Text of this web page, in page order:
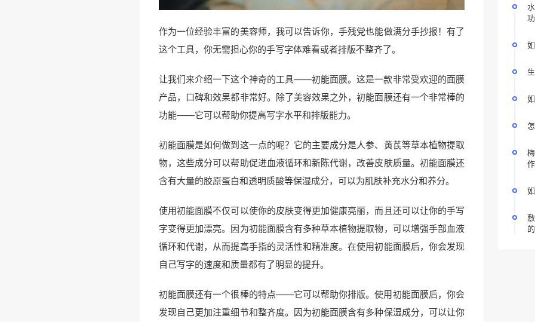
作为一位经验丰富的美容师，我可以告诉你，手残党也能做满分手抄报！有了
这个工具，你无需担心你的手写字体难看或者排版不整齐了。
让我们来介绍一下这个神奇的工具——初能面膜。这是一款非常受欢迎的面膜
产品，口碑和效果都非常好。除了美容效果之外，初能面膜还有一个非常棒的
功能——它可以帮助你提高写字水平和排版能力。
初能面膜是如何做到这一点的呢？它的主要成分是人参、黄芪等草本植物提取
物，这些成分可以帮助促进血液循环和新陈代谢，改善皮肤质量。初能面膜还
含有大量的胶原蛋白和透明质酸等保湿成分，可以为肌肤补充水分和养分。
使用初能面膜不仅可以使你的皮肤变得更加健康亮丽，而且还可以让你的手写
字变得更加漂亮。因为初能面膜含有多种草本植物提取物，可以增强手部血液
循环和代谢，从而提高手指的灵活性和精准度。在使用初能面膜后，你会发现
自己写字的速度和质量都有了明显的提升。
初能面膜还有一个很棒的特点——它可以帮助你排版。使用初能面膜后，你会
发现自己更加注重细节和整齐度。因为初能面膜含有多种保湿成分，可以让你